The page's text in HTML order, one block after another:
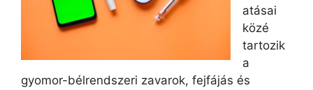
atásai
közé
tartozik
a
gyomor-bélrendszeri zavarok, fejfájás és